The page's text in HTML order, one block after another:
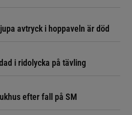
avtryck i hoppaveln är död
i ridolycka på tävling
efter fall på SM